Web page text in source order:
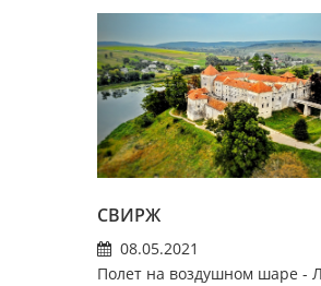
СВИРЖ
08.05.2021
Полет на воздушном шаре -